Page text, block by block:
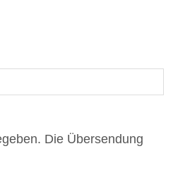
Die Übersendung